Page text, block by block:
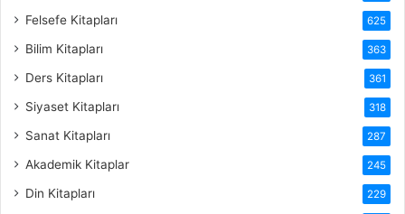
Felsefe Kitapları 625
Bilim Kitapları 363
Ders Kitapları 361
Siyaset Kitapları 318
Sanat Kitapları 287
Akademik Kitaplar 245
Din Kitapları 229